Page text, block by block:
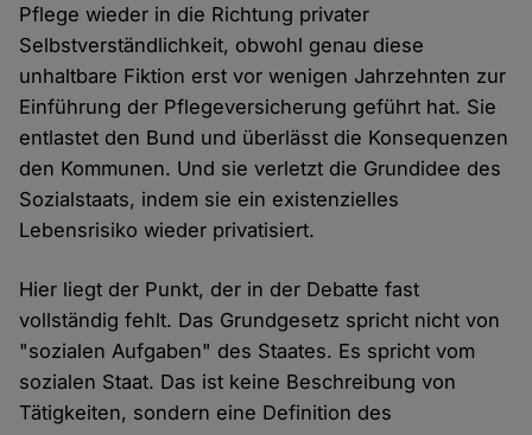
Pflege wieder in die Richtung privater
Selbstverständlichkeit, obwohl genau diese
unhaltbare Fiktion erst vor wenigen Jahrzehnten zur
Einführung der Pflegeversicherung geführt hat. Sie
entlastet den Bund und überlässt die Konsequenzen
den Kommunen. Und sie verletzt die Grundidee des
Sozialstaats, indem sie ein existenzielles
Lebensrisiko wieder privatisiert.
Hier liegt der Punkt, der in der Debatte fast
vollständig fehlt. Das Grundgesetz spricht nicht von
"sozialen Aufgaben" des Staates. Es spricht vom
sozialen Staat. Das ist keine Beschreibung von
Tätigkeiten, sondern eine Definition des